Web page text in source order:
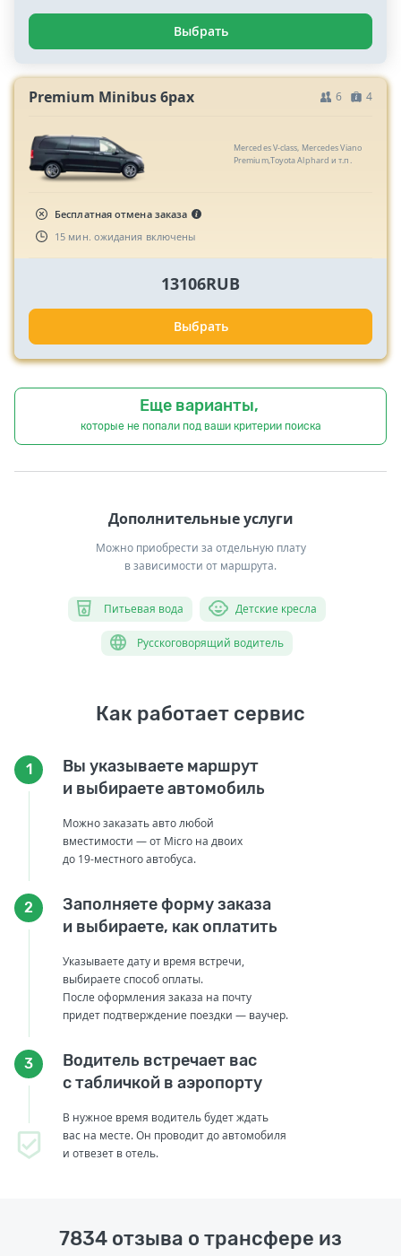
Выбрать
Premium Minibus 6pax 6 4
Mercedes V-class, Mercedes Viano
Premium,Toyota Alphard и т.п.
Бесплатная отмена заказа
15 мин. ожидания включены
13106RUB
Выбрать
Еще варианты,
которые не попали под ваши критерии поиска
Дополнительные услуги
Можно приобрести за отдельную плату
в зависимости от маршрута.
Питьевая вода Детские кресла
Русскоговорящий водитель
Как работает сервис
1
Вы указываете маршрут
и выбираете автомобиль
Можно заказать авто любой
вместимости — от Micro на двоих
до 19-местного автобуса.
2
Заполняете форму заказа
и выбираете, как оплатить
Указываете дату и время встречи,
выбираете способ оплаты.
После оформления заказа на почту
придет подтверждение поездки — ваучер.
3
Водитель встречает вас
с табличкой в аэропорту
В нужное время водитель будет ждать
вас на месте. Он проводит до автомобиля
и отвезет в отель.
7834 отзыва о трансфере из